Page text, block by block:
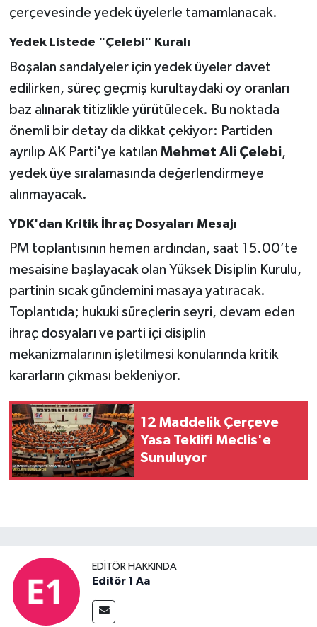
çerçevesinde yedek üyelerle tamamlanacak.
Yedek Listede "Çelebi" Kuralı
Boşalan sandalyeler için yedek üyeler davet
edilirken, süreç geçmiş kurultaydaki oy oranları
baz alınarak titizlikle yürütülecek. Bu noktada
önemli bir detay da dikkat çekiyor: Partiden
ayrılıp AK Parti'ye katılan Mehmet Ali Çelebi,
yedek üye sıralamasında değerlendirmeye
alınmayacak.
YDK'dan Kritik İhraç Dosyaları Mesajı
PM toplantısının hemen ardından, saat 15.00’te
mesaisine başlayacak olan Yüksek Disiplin Kurulu,
partinin sıcak gündemini masaya yatıracak.
Toplantıda; hukuki süreçlerin seyri, devam eden
ihraç dosyaları ve parti içi disiplin
mekanizmalarının işletilmesi konularında kritik
kararların çıkması bekleniyor.
12 Maddelik Çerçeve
Yasa Teklifi Meclis'e
Sunuluyor
EDITÖR HAKKINDA
Editör 1 Aa